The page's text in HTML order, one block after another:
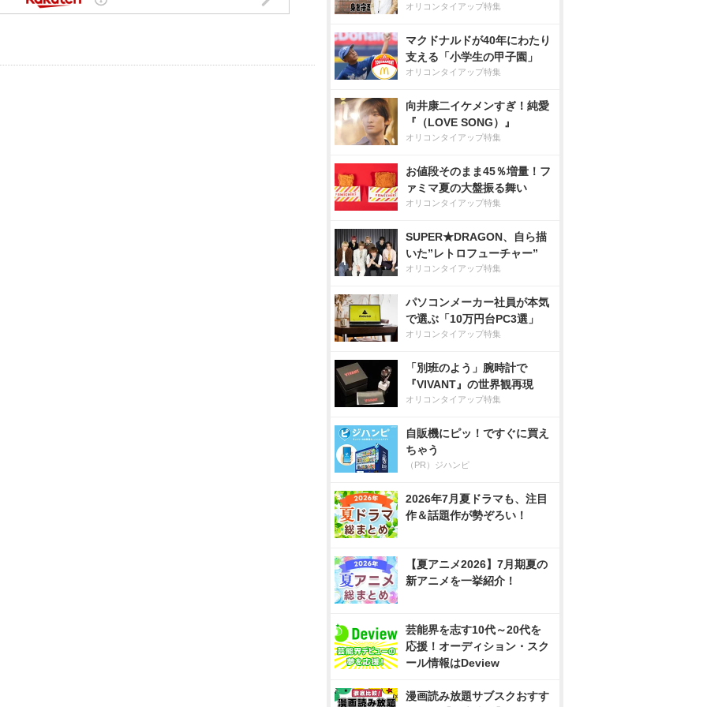
オリコンタイアップ特集
マクドナルドが40年にわたり
支える「小学生の甲子園」
オリコンタイアップ特集
向井康二イケメンすぎ！純愛
『（LOVE SONG）』
オリコンタイアップ特集
お値段そのまま45％増量！フ
ァミマ夏の大盤振る舞い
オリコンタイアップ特集
SUPER★DRAGON、自ら描
いた”レトロフューチャー”
オリコンタイアップ特集
パソコンメーカー社員が本気
で選ぶ「10万円台PC3選」
オリコンタイアップ特集
「別班のよう」腕時計で
『VIVANT』の世界観再現
オリコンタイアップ特集
自販機にピッ！ですぐに買え
ちゃう
（PR）ジハンピ
2026年7月夏ドラマも、注目
作＆話題作が勢ぞろい！
【夏アニメ2026】7月期夏の
新アニメを一挙紹介！
芸能界を志す10代～20代を
応援！オーディション・スク
ール情報はDeview
漫画読み放題サブスクおすす